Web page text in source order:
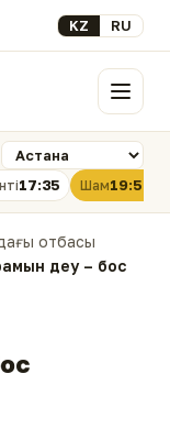
Select your
KZ RU
Мәзір
17:35 Шам19:54
отбасы
деу – бос